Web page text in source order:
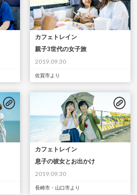
カフェトレイン
親子3世代の女子旅
2019.09.30
佐賀市より
カフェトレイン
息子の彼女とお出かけ
2019.09.30
長崎市・山口市より